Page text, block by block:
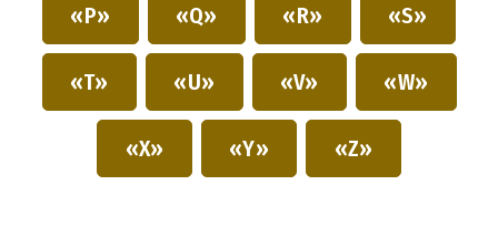
«P» «Q» «R» «S»
«T» «U» «V» «W»
«X» «Y» «Z»